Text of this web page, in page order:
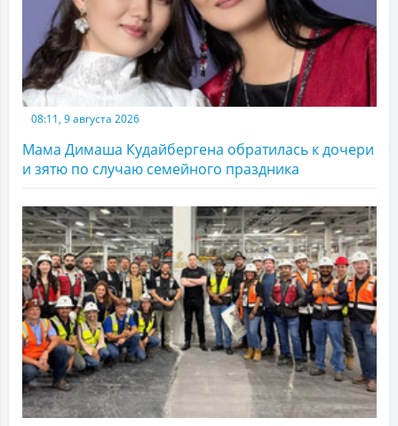
08:11, 9 августа 2026
Мама Димаша Кудайбергена обратилась к дочери
и зятю по случаю семейного праздника